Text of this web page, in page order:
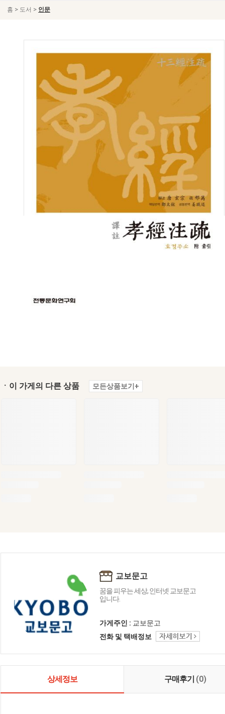
홈 > 도서 > 인문
ㆍ이 가게의 다른 상품 모든상품보기+
교보문고
꿈을 피우는 세상, 인터넷 교보문고
입니다.
가게주인 : 교보문고
전화 및 택배정보
상세정보 구매후기 (0)